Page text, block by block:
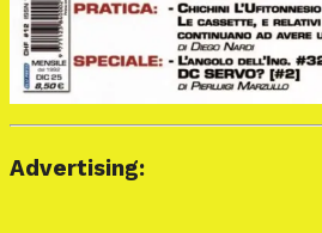
Advertising: